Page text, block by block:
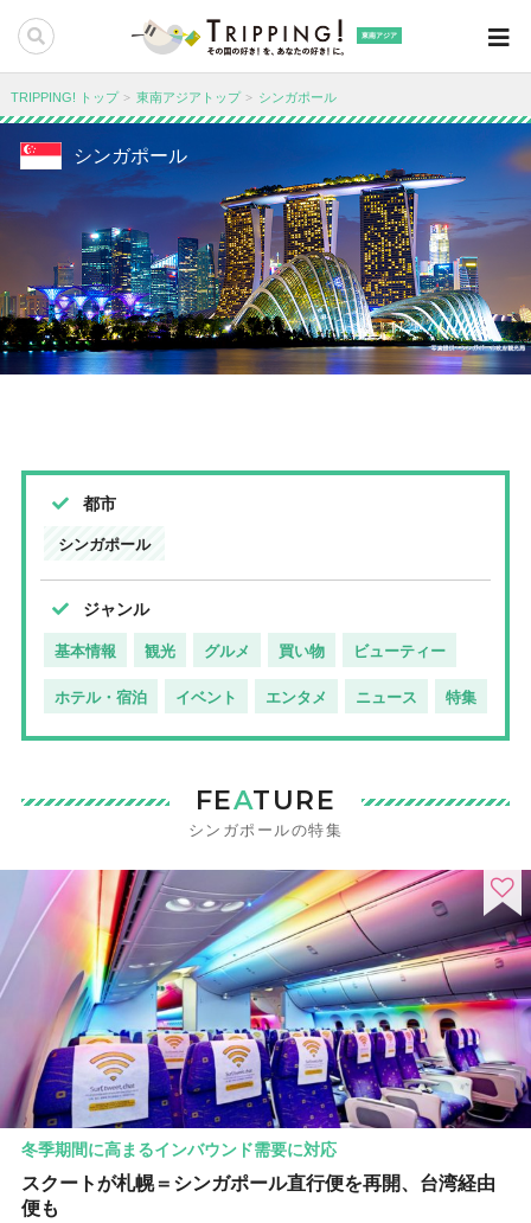
東南アジア
TRIPPING! トップ 東南アジアトップ シンガポール
シンガポール
都市
シンガポール
ジャンル
基本情報 観光 グルメ 買い物 ビューティー
ホテル・宿泊 イベント エンタメ ニュース 特集
FEATURE
シンガポールの特集
冬季期間に高まるインバウンド需要に対応
スクートが札幌＝シンガポール直行便を再開、台湾経由
便も